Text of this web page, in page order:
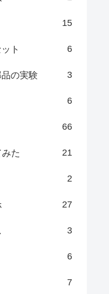
15
ト 6
の実験 3
6
66
た 21
2
27
3
6
7